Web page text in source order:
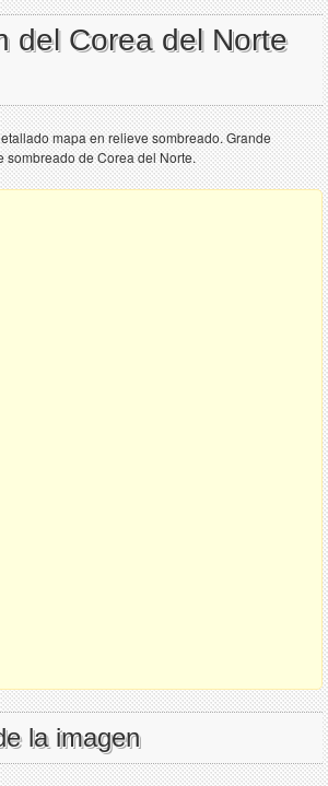
del Corea del Norte
mapa en relieve sombreado. Grande
sombreado de Corea del Norte.
la imagen